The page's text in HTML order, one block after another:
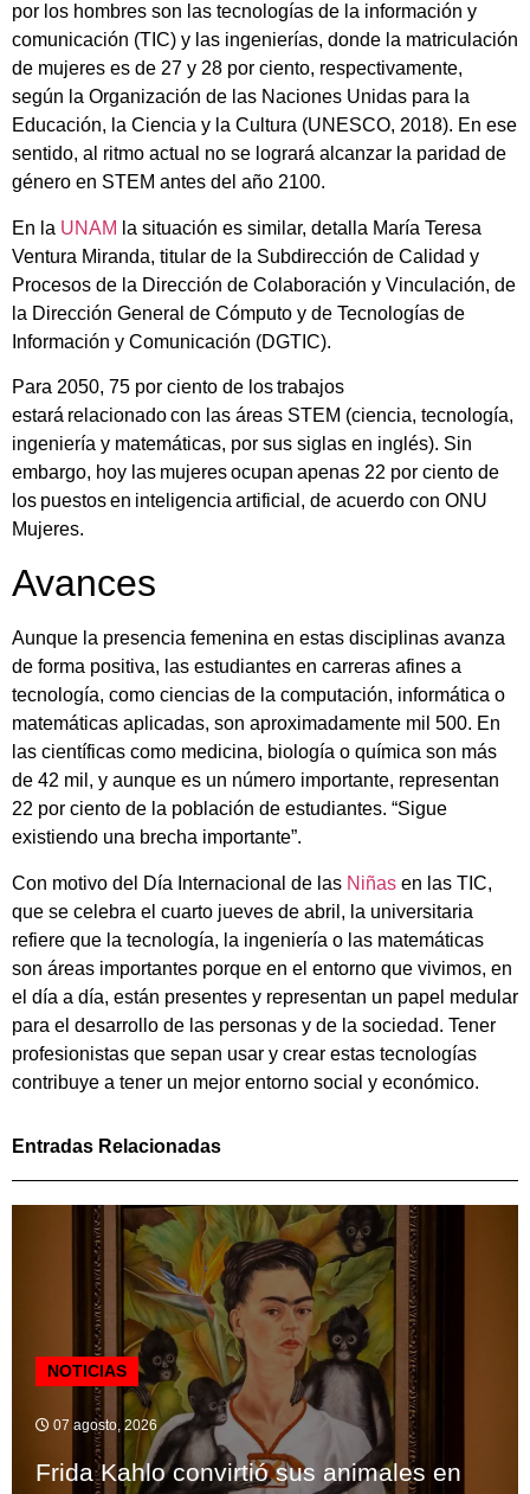
por los hombres son las tecnologías de la información y
comunicación (TIC) y las ingenierías, donde la matriculación
de mujeres es de 27 y 28 por ciento, respectivamente,
según la Organización de las Naciones Unidas para la
Educación, la Ciencia y la Cultura (UNESCO, 2018). En ese
sentido, al ritmo actual no se logrará alcanzar la paridad de
género en STEM antes del año 2100.
En la UNAM la situación es similar, detalla María Teresa
Ventura Miranda, titular de la Subdirección de Calidad y
Procesos de la Dirección de Colaboración y Vinculación, de
la Dirección General de Cómputo y de Tecnologías de
Información y Comunicación (DGTIC).
Para 2050, 75 por ciento de los trabajos
estará relacionado con las áreas STEM (ciencia, tecnología,
ingeniería y matemáticas, por sus siglas en inglés). Sin
embargo, hoy las mujeres ocupan apenas 22 por ciento de
los puestos en inteligencia artificial, de acuerdo con ONU
Mujeres.
Avances
Aunque la presencia femenina en estas disciplinas avanza
de forma positiva, las estudiantes en carreras afines a
tecnología, como ciencias de la computación, informática o
matemáticas aplicadas, son aproximadamente mil 500. En
las científicas como medicina, biología o química son más
de 42 mil, y aunque es un número importante, representan
22 por ciento de la población de estudiantes. “Sigue
existiendo una brecha importante”.
Con motivo del Día Internacional de las Niñas en las TIC,
que se celebra el cuarto jueves de abril, la universitaria
refiere que la tecnología, la ingeniería o las matemáticas
son áreas importantes porque en el entorno que vivimos, en
el día a día, están presentes y representan un papel medular
para el desarrollo de las personas y de la sociedad. Tener
profesionistas que sepan usar y crear estas tecnologías
contribuye a tener un mejor entorno social y económico.
Entradas Relacionadas
NOTICIAS
07 agosto, 2026
Frida Kahlo convirtió sus animales en